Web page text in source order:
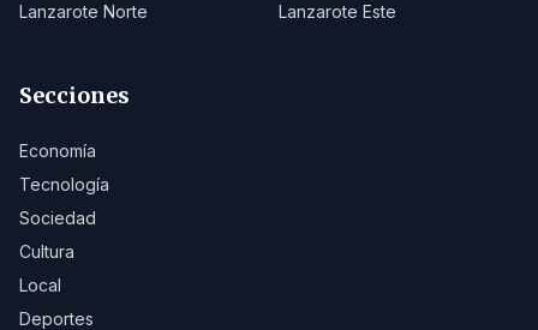
Lanzarote Norte
Lanzarote Este
Secciones
Economía
Tecnología
Sociedad
Cultura
Local
Deportes